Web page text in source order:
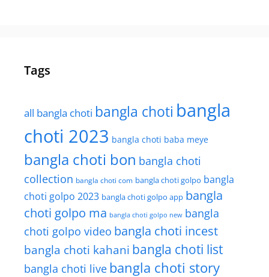
Tags
all bangla choti bangla choti bangla
choti 2023 bangla choti baba meye
bangla choti bon bangla choti
collection bangla choti com bangla choti golpo bangla
choti golpo 2023 bangla choti golpo app bangla
choti golpo ma bangla choti golpo new bangla
choti golpo video bangla choti incest
bangla choti kahani bangla choti list
bangla choti live bangla choti story